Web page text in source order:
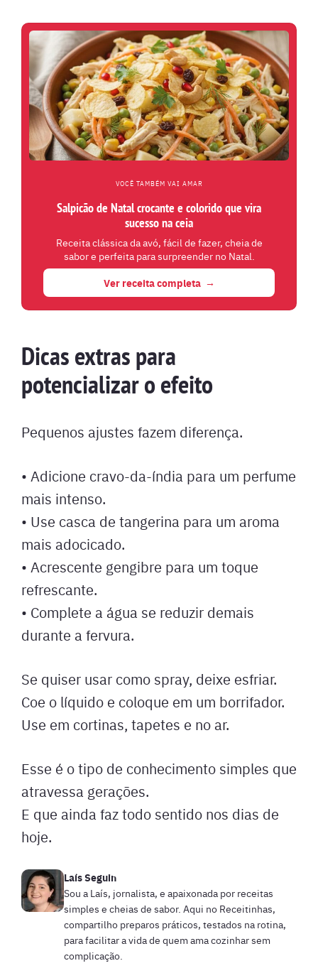
VOCÊ TAMBÉM VAI AMAR
Salpicão de Natal crocante e colorido que vira
sucesso na ceia
Receita clássica da avó, fácil de fazer, cheia de
sabor e perfeita para surpreender no Natal.
Ver receita completa
Dicas extras para
potencializar o efeito
Pequenos ajustes fazem diferença.
• Adicione cravo-da-índia para um perfume
mais intenso.
• Use casca de tangerina para um aroma
mais adocicado.
• Acrescente gengibre para um toque
refrescante.
• Complete a água se reduzir demais
durante a fervura.
Se quiser usar como spray, deixe esfriar.
Coe o líquido e coloque em um borrifador.
Use em cortinas, tapetes e no ar.
Esse é o tipo de conhecimento simples que
atravessa gerações.
E que ainda faz todo sentido nos dias de
hoje.
Laís Seguin
Sou a Laís, jornalista, e apaixonada por receitas
simples e cheias de sabor. Aqui no Receitinhas,
compartilho preparos práticos, testados na rotina,
para facilitar a vida de quem ama cozinhar sem
complicação.